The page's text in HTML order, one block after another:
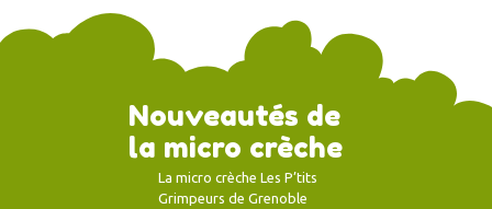
Nouveautés de
la micro crèche
La micro crèche Les P’tits
Grimpeurs de Grenoble
APPOINTMENT